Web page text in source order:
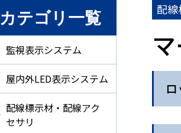
配
カテゴリ一覧
監視表示システム
屋内外LED表示システム
配線標示材・配線アク
セサリ